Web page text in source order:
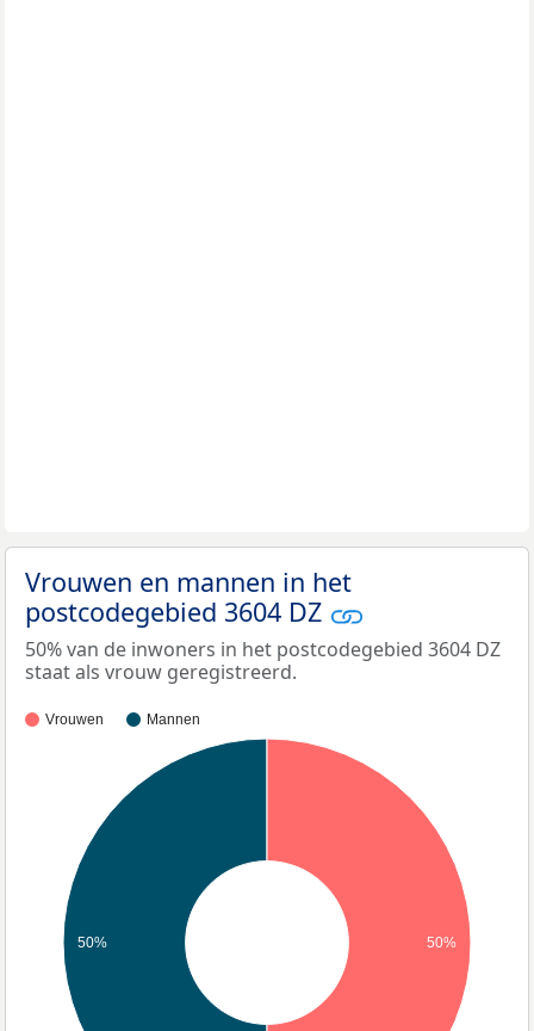
Vrouwen en mannen in het
postcodegebied 3604 DZ
50% van de inwoners in het postcodegebied 3604 DZ
staat als vrouw geregistreerd.
Vrouwen Mannen
50% 50%